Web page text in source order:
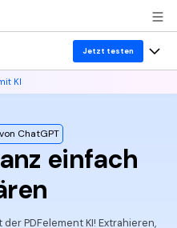
Jetzt testen
KI
einfach
ChatGPT
PDFelement KI! Extrahieren,